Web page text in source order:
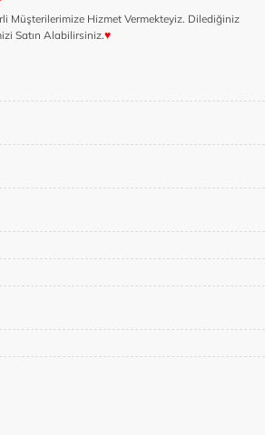
Müşterilerimize Hizmet Vermekteyiz. Dilediğiniz
Satın Alabilirsiniz.♥